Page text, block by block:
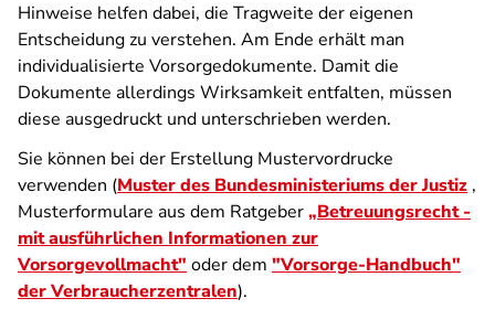
Hinweise helfen dabei, die Tragweite der eigenen
Entscheidung zu verstehen. Am Ende erhält man
individualisierte Vorsorgedokumente. Damit die
Dokumente allerdings Wirksamkeit entfalten, müssen
diese ausgedruckt und unterschrieben werden.
Sie können bei der Erstellung Mustervordrucke
verwenden (Muster des Bundesministeriums der Justiz ,
Musterformulare aus dem Ratgeber„Betreuungsrecht -
mit ausführlichen Informationen zur
Vorsorgevollmacht" oder dem "Vorsorge-Handbuch"
der Verbraucherzentralen).